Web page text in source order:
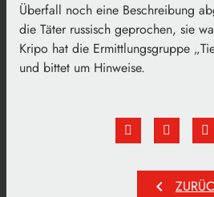
Überfall noch eine Beschreibung
die Täter russisch geprochen, sie
Kripo hat die Ermittlungsgruppe
und bittet um Hinweise.
chevron_left